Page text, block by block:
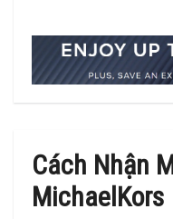
Cách Nhận
MichaelKors